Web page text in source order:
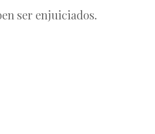
ser enjuiciados.